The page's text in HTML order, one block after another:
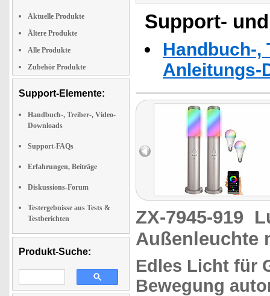
Aktuelle Produkte
Ältere Produkte
Alle Produkte
Zubehör Produkte
Support-Elemente:
Handbuch-, Treiber-, Video-
Downloads
Support-FAQs
Erfahrungen, Beiträge
Diskussions-Forum
Testergebnisse aus Tests &
Testberichten
Produkt-Suche:
Support-
Handbuch-,
Anleitungs-
ZX-7945-919
Außenleuchte
Edles Licht für
Bewegung